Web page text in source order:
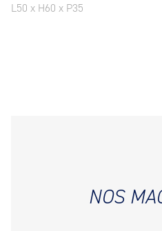
L50 x H60 x P35
NOS